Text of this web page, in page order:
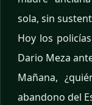
sola, sin
Hoy los
Dario Meza
Mañana,
abandono del